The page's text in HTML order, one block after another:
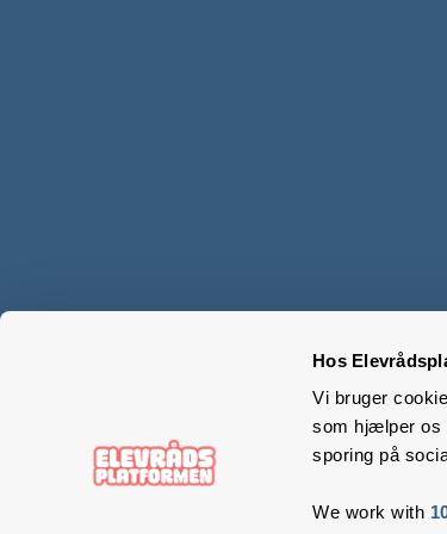
Hos
Vi bruger
som hjælper os
sporing på
We work with